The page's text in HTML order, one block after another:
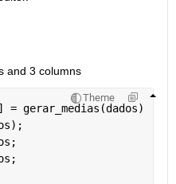
and 3 columns
Theme
= gerar_medias(dados)